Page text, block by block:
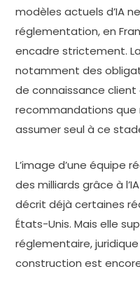
modèles actuels d’IA
réglementation, en
encadre strictement.
notamment des
de connaissance
recommandations
assumer seul à ce
L’image d’une équipe
des milliards grâce à
décrit déjà certaines
États-Unis. Mais elle
réglementaire,
construction est